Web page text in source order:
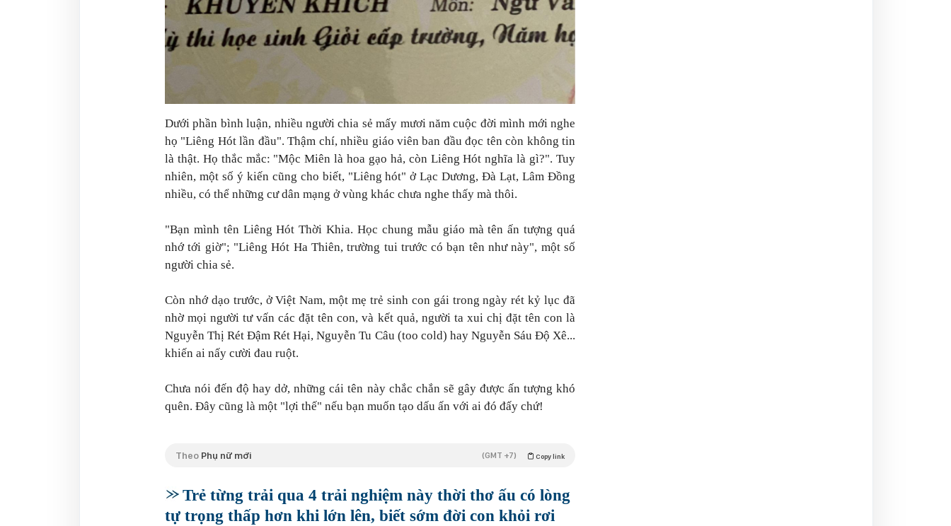
Dưới phần bình luận, nhiều người chia sẻ mấy mươi năm cuộc đời mình mới nghe
họ "Liêng Hót lần đầu". Thậm chí, nhiều giáo viên ban đầu đọc tên còn không tin
là thật. Họ thắc mắc: "Mộc Miên là hoa gạo hả, còn Liêng Hót nghĩa là gì?". Tuy
nhiên, một số ý kiến cũng cho biết, "Liêng hót" ở Lạc Dương, Đà Lạt, Lâm Đồng
nhiều, có thể những cư dân mạng ở vùng khác chưa nghe thấy mà thôi.
"Bạn mình tên Liêng Hót Thời Khia. Học chung mẫu giáo mà tên ấn tượng quá
nhớ tới giờ"; "Liêng Hót Ha Thiên, trường tui trước có bạn tên như này", một số
người chia sẻ.
Còn nhớ dạo trước, ở Việt Nam, một mẹ trẻ sinh con gái trong ngày rét kỷ lục đã
nhờ mọi người tư vấn các đặt tên con, và kết quả, người ta xui chị đặt tên con là
Nguyễn Thị Rét Đậm Rét Hại, Nguyễn Tu Câu (too cold) hay Nguyễn Sáu Độ Xê...
khiến ai nấy cười đau ruột.
Chưa nói đến độ hay dở, những cái tên này chắc chắn sẽ gây được ấn tượng khó
quên. Đây cũng là một "lợi thế" nếu bạn muốn tạo dấu ấn với ai đó đấy chứ!
Theo Phụ nữ mới Copy link
(GMT +7)
Trẻ từng trải qua 4 trải nghiệm này thời thơ ấu có lòng
tự trọng thấp hơn khi lớn lên, biết sớm đời con khỏi rơi